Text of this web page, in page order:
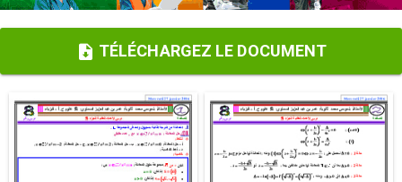
TÉLÉCHARGEZ LE DOCUMENT